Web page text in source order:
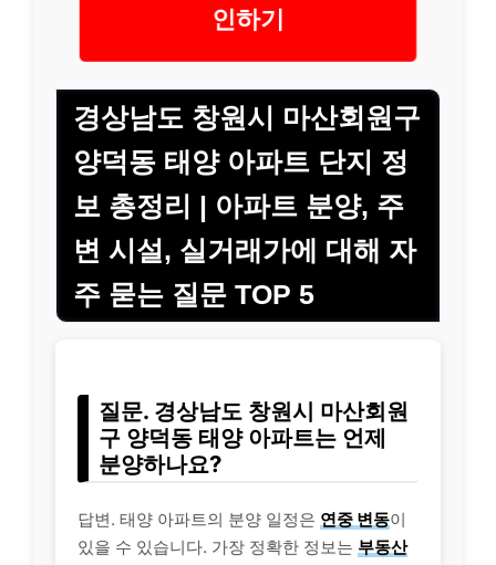
인하기
경상남도 창원시 마산회원구
양덕동 태양 아파트 단지 정
보 총정리 | 아파트 분양, 주
변 시설, 실거래가에 대해 자
주 묻는 질문 TOP 5
질문. 경상남도 창원시 마산회원
구 양덕동 태양 아파트는 언제
분양하나요?
답변. 태양 아파트의 분양 일정은 연중 변동이
있을 수 있습니다. 가장 정확한 정보는 부동산